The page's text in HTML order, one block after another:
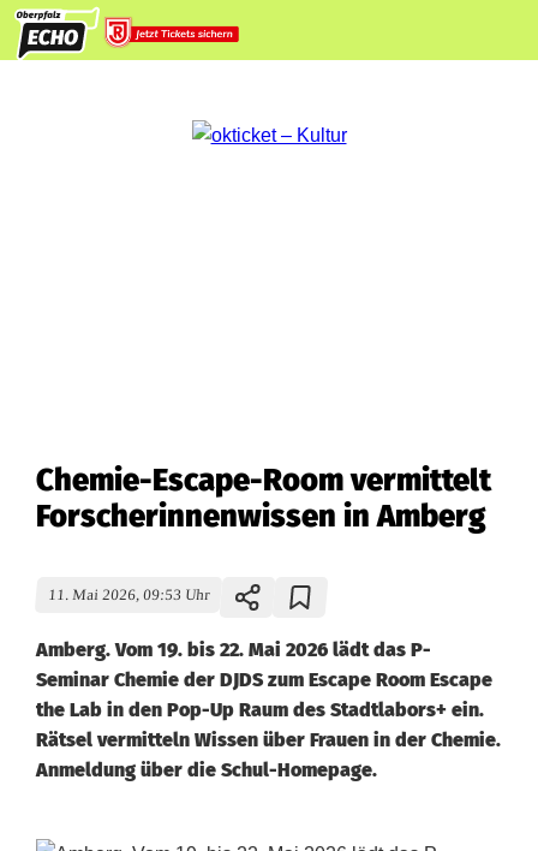
Chemie-Escape-Room vermittelt
Forscherinnenwissen in Amberg
11. Mai 2026, 09:53 Uhr
Amberg. Vom 19. bis 22. Mai 2026 lädt das P-
Seminar Chemie der DJDS zum Escape Room Escape
the Lab in den Pop-Up Raum des Stadtlabors+ ein.
Rätsel vermitteln Wissen über Frauen in der Chemie.
Anmeldung über die Schul-Homepage.